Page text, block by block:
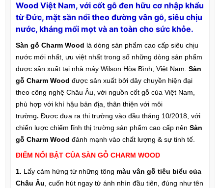
Wood Việt Nam, với cốt gỗ đen hữu cơ nhập khẩu
từ Đức, mặt sần nổi theo đường vân gỗ, siêu chịu
nước, kháng mối mọt và an toàn cho sức khỏe.
Sàn gỗ Charm Wood là dòng sản phẩm cao cấp siêu chịu
nước mới nhất, ưu việt nhất trong số những dòng sản phẩm
được sản xuất tại nhà máy Wilson Hòa Bình, Việt Nam. Sàn
gỗ Charm Wood được sản xuất bởi dây chuyền hiện đại
theo công nghệ Châu Âu, với nguồn cốt gỗ của Việt Nam,
phù hợp với khí hậu bản địa, thân thiện với môi
trường. Được đưa ra thị trường vào đầu tháng 10/2018, với
chiến lược chiếm lĩnh thị trường sản phẩm cao cấp nên Sàn
gỗ Charm Wood đánh mạnh vào chất lượng & sự tinh tế.
ĐIỂM NỔI BẬT CỦA SÀN GỖ CHARM WOOD
1. Lấy cảm hứng từ những tông màu vân gỗ tiêu biểu của
Châu Âu, cuốn hút ngay từ ánh nhìn đầu tiên, đúng như tên